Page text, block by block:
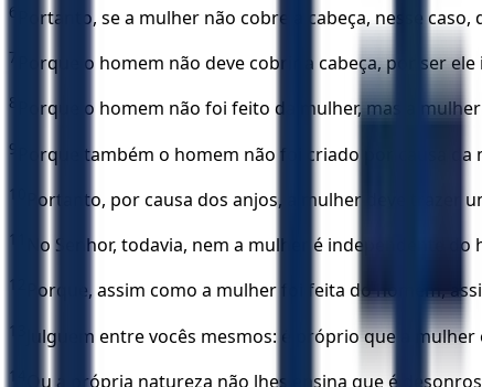
6 Portanto, se a mulher não cobre a cabeça, nesse
7 Porque o homem não deve cobrir a cabeça, por ser
8 Porque o homem não foi feito da mulher, mas a
9 Porque também o homem não foi criado por causa da
10 Portanto, por causa dos anjos, a mulher deve trazer
11 No Senhor, todavia, nem a mulher é independente
12 Porque, assim como a mulher foi feita do homem,
13 Julguem entre vocês mesmos: é próprio que a
14 Ou a própria natureza não lhes ensina que é